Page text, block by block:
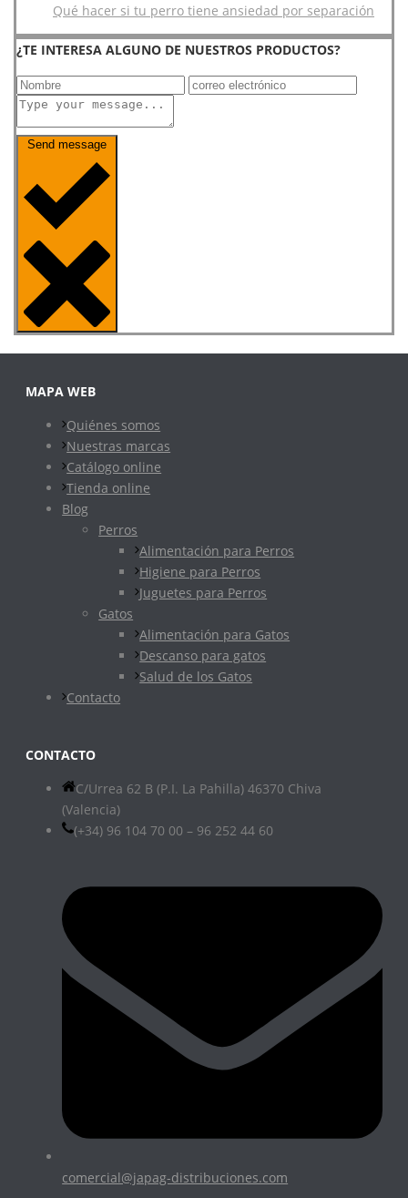
Qué hacer si tu perro tiene ansiedad por separación
¿TE INTERESA ALGUNO DE NUESTROS PRODUCTOS?
Send message
MAPA WEB
Quiénes somos
Nuestras marcas
Catálogo online
Tienda online
Blog
Perros
Alimentación para Perros
Higiene para Perros
Juguetes para Perros
Gatos
Alimentación para Gatos
Descanso para gatos
Salud de los Gatos
Contacto
CONTACTO
C/Urrea 62 B (P.I. La Pahilla) 46370 Chiva
(Valencia)
(+34) 96 104 70 00 – 96 252 44 60
comercial@japag-distribuciones.com